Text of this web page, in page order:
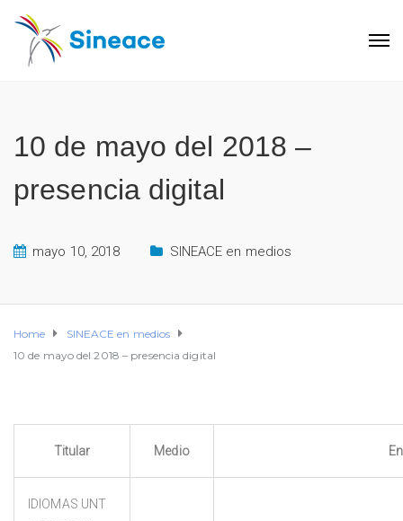
10 de mayo del 2018 –
presencia digital
mayo 10, 2018 SINEACE en medios
Home
SINEACE en medios
10 de mayo del 2018 – presencia digital
Titular Medio
IDIOMAS UNT